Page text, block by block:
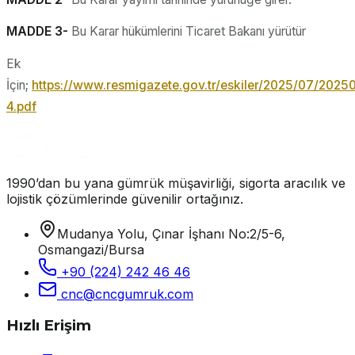
MADDE 3- Bu Karar hükümlerini Ticaret Bakanı yürütür
Ek
İçin; https://www.resmigazete.gov.tr/eskiler/2025/07/
4.pdf
1990’dan bu yana gümrük müşavirliği, sigorta aracılık ve
lojistik çözümlerinde güvenilir ortağınız.
Mudanya Yolu, Çınar İşhanı No:2/5-6,
Osmangazi/Bursa
+90 (224) 242 46 46
cnc@cncgumruk.com
Hızlı Erişim